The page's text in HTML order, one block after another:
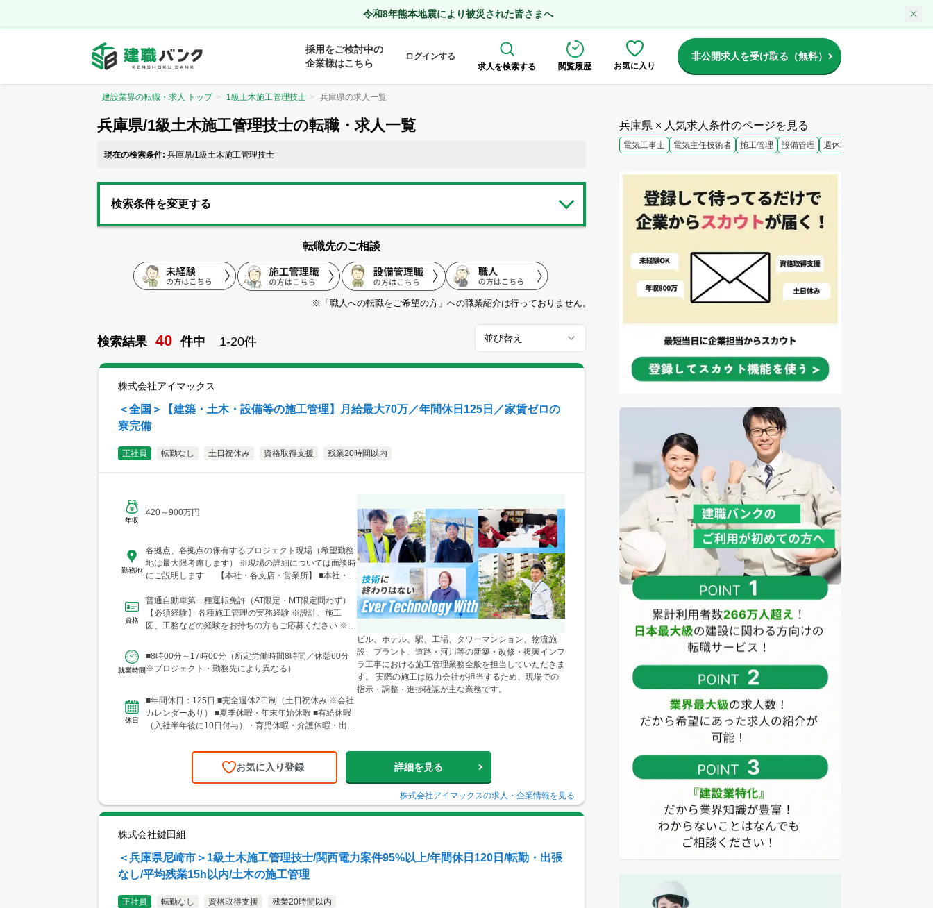
令和8年熊本地震により被災された皆さまへ
採用をご検討中の
企業様はこちら
ログインする
求人を検索する
閲覧履歴 お気に入り
非公開求人を受け取る（無料）
建設業界の転職・求人 トップ 1級土木施工管理技士 兵庫県の求人一覧
兵庫県/1級土木施工管理技士の転職・求人一覧
現在の検索条件: 兵庫県/1級土木施工管理技士
検索条件を変更する
転職先のご相談
※「職人への転職をご希望の方」への職業紹介は行っておりません。
検索結果 40 件中 1-20件 並び替え
株式会社アイマックス
＜全国＞【建築・土木・設備等の施工管理】月給最大70万／年間休日125日／家賃ゼロの
寮完備
正社員 転勤なし 土日祝休み 資格取得支援 残業20時間以内
年収
420～900万円
勤務地
各拠点、各拠点の保有するプロジェクト現場（希望勤務
地は最大限考慮します） ※現場の詳細については面談時
にご説明します 【本社・各支店・営業所】 ■本社・関
テートメナー1055 └アクセス：京王線「新宿駅」から徒
歩5分 ※東京都を中心とした首都圏のほか、栃木・群
馬・茨城・埼玉・山梨・千葉・神奈川などに関東圏内の
区中央1丁目7-4（アーケード内） 宮城商事ビル4F ※宮
城県エリアのほか、青森・岩手・秋田・山形・福島など
に現場あり ■北日本支店 札幌営業所・建設総合技術セ
13 NKエルムビル1F └アクセス：地下鉄「北12条駅」徒
歩3分、JR「札幌駅」徒歩9分 ※札幌を中心とした道央
圏のほか、道南・道東・道北の各地区（小樽・千歳・岩
所 兵庫県神戸市中央区東町122-2 港都ビル8階 └アクセ
ス：「三宮・花時計前駅」から徒歩2分、「三宮駅」か
ら徒歩8分 ※関西、近畿圏を中心としたエリアのほか、
前第3ビル5階10号 └アクセス：阪急電鉄「大阪梅田
良好 ※関西、近畿圏を中心としたエリアのほか、東海・
北陸エリアにも現場あり。
資格
普通自動車第一種運転免許（AT限定・MT限定問わず）
【必須経験】 各種施工管理の実務経験 ※設計、施工
図、工務などの経験をお持ちの方もご応募ください ※経
就業時間
■8時00分～17時00分（所定労働時間8時間／休憩60分
※プロジェクト・勤務先により異なる）
休日
■年間休日：125日 ■完全週休2日制（土日祝休み ※会社
カレンダーあり） ■夏季休暇・年末年始休暇 ■有給休暇
（入社半年後に10日付与）・育児休暇・介護休暇・出張
ビル、ホテル、駅、工場、タワーマンション、物流施
設、プラント、道路・河川等の新築・改修・復興インフ
ラ工事における施工管理業務全般を担当していただきま
す。 実際の施工は協力会社が担当するため、現場での
指示・調整・進捗確認が主な業務です。
お気に入り登録 詳細を見る
株式会社アイマックスの求人・企業情報を見る
株式会社鍵田組
＜兵庫県尼崎市＞1級土木施工管理技士/関西電力案件95%以上/年間休日120日/転勤・出張
なし/平均残業15h以内/土木の施工管理
正社員 転勤なし 資格取得支援 残業20時間以内
兵庫県 × 人気求人条件のページを見る
電気工事士 電気主任技術者 施工管理 設備管理 週休2日